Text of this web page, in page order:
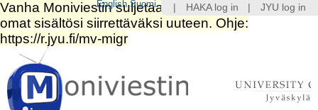
Siirry
sisältöön.
|
Siirry
navigointiin
HAKA log in JYU log in
English Suomi